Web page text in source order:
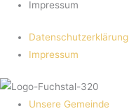
Impressum
Datenschutzerklärung
Impressum
Unsere Gemeinde